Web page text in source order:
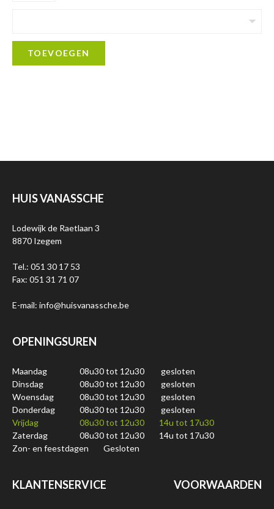
TOEVOEGEN
HUIS VANASSCHE
Lodewijk de Raetlaan 3
8870 Izegem
Tel.: 051 30 17 53
Fax: 051 31 71 07
E-mail: info@huisvanassche.be
OPENINGSUREN
Maandag 08u30 tot 12u30
gesloten
Dinsdag
08u30 tot 12u30
gesloten
Woensdag
08u30 tot 12u30
gesloten
Donderdag
08u30 tot 12u30
gesloten
Vrijdag
08u30 tot 12u30
14u tot 17u30
Zaterdag
08u30 tot 12u30
14u tot 17u30
Zon- en feestdagen
Gesloten
KLANTENSERVICE VOORWAARDEN